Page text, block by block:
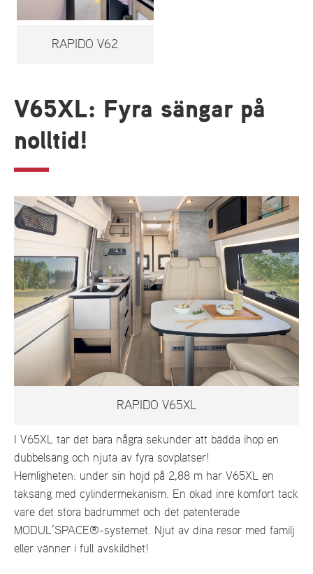
RAPIDO V62
V65XL: Fyra sängar på
nolltid!
RAPIDO V65XL
I V65XL tar det bara några sekunder att bädda ihop en
dubbelsäng och njuta av fyra sovplatser!
Hemligheten: under sin höjd på 2,88 m har V65XL en
taksäng med cylindermekanism. En ökad inre komfort tack
vare det stora badrummet och det patenterade
MODUL’SPACE®-systemet. Njut av dina resor med familj
eller vänner i full avskildhet!